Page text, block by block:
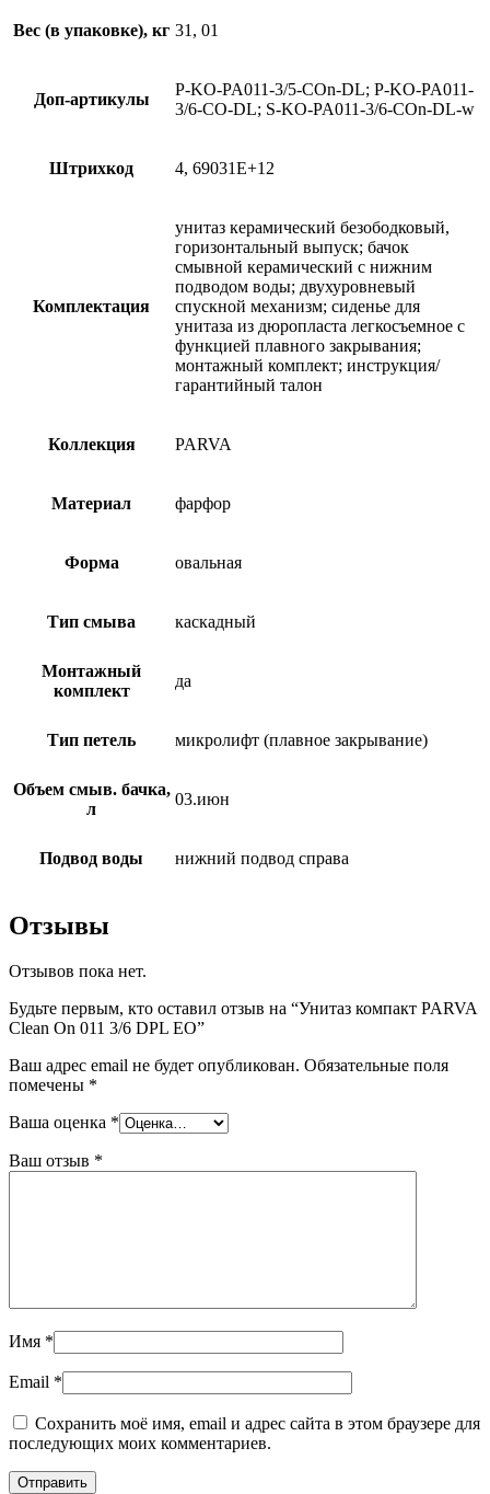
Вес (в упаковке), кг 31, 01
Доп-артикулы
P-KO-PA011-3/5-COn-DL; P-KO-PA011-
3/6-CO-DL; S-KO-PA011-3/6-COn-DL-w
Штрихкод 4, 69031E+12
Комплектация
унитаз керамический безободковый,
горизонтальный выпуск; бачок
смывной керамический с нижним
подводом воды; двухуровневый
спускной механизм; сиденье для
унитаза из дюропласта легкосъемное с
функцией плавного закрывания;
монтажный комплект; инструкция/
гарантийный талон
Коллекция PARVA
Материал фарфор
Форма овальная
Тип смыва каскадный
Монтажный
комплект
да
Тип петель микролифт (плавное закрывание)
Объем смыв. бачка,
л
03.июн
Подвод воды нижний подвод справа
Отзывы
Отзывов пока нет.
Будьте первым, кто оставил отзыв на “Унитаз компакт PARVA
Clean On 011 3/6 DPL EO”
Ваш адрес email не будет опубликован. Обязательные поля
помечены *
Ваша оценка *
Ваш отзыв *
Имя *
Email *
Сохранить моё имя, email и адрес сайта в этом браузере для
последующих моих комментариев.